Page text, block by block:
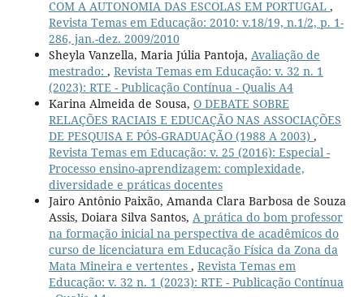
COM A AUTONOMIA DAS ESCOLAS EM PORTUGAL ,
Revista Temas em Educação: 2010: v.18/19, n.1/2, p. 1-
286, jan.-dez. 2009/2010
Sheyla Vanzella, Maria Júlia Pantoja, Avaliação de
mestrado: , Revista Temas em Educação: v. 32 n. 1
(2023): RTE - Publicação Contínua - Qualis A4
Karina Almeida de Sousa, O DEBATE SOBRE
RELAÇÕES RACIAIS E EDUCAÇÃO NAS ASSOCIAÇÕES
DE PESQUISA E PÓS-GRADUAÇÃO (1988 A 2003) ,
Revista Temas em Educação: v. 25 (2016): Especial -
Processo ensino-aprendizagem: complexidade,
diversidade e práticas docentes
Jairo Antônio Paixão, Amanda Clara Barbosa de Souza
Assis, Doiara Silva Santos, A prática do bom professor
na formação inicial na perspectiva de acadêmicos do
curso de licenciatura em Educação Física da Zona da
Mata Mineira e vertentes , Revista Temas em
Educação: v. 32 n. 1 (2023): RTE - Publicação Contínua